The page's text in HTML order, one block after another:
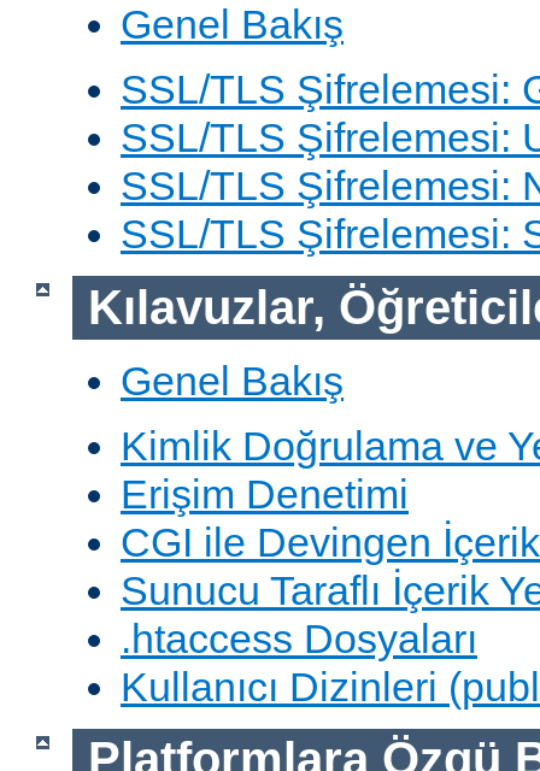
Genel Bakış
SSL/TLS Şifrelemesi:
SSL/TLS Şifrelemesi:
SSL/TLS Şifrelemesi:
SSL/TLS Şifrelemesi:
Kılavuzlar,
Genel Bakış
Kimlik Doğrulama ve
Erişim Denetimi
CGI ile Devingen İçerik
Sunucu Taraflı İçerik
.htaccess Dosyaları
Kullanıcı Dizinleri
Platformlara Özgü